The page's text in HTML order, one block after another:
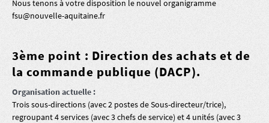
Nous tenons à votre disposition le nouvel organigramme
fsu@nouvelle-aquitaine.fr
3ème point : Direction des achats et de
la commande publique (DACP).
Organisation actuelle :
Trois sous-directions (avec 2 postes de Sous-directeur/trice),
regroupant 4 services (avec 3 chefs de service) et 4 unités (avec 3